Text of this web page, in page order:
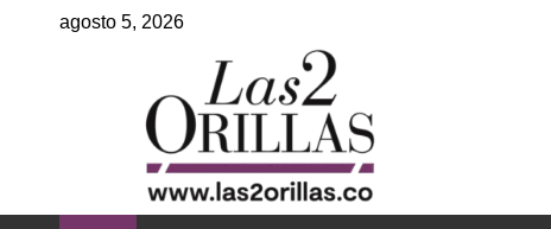
agosto 5, 2026